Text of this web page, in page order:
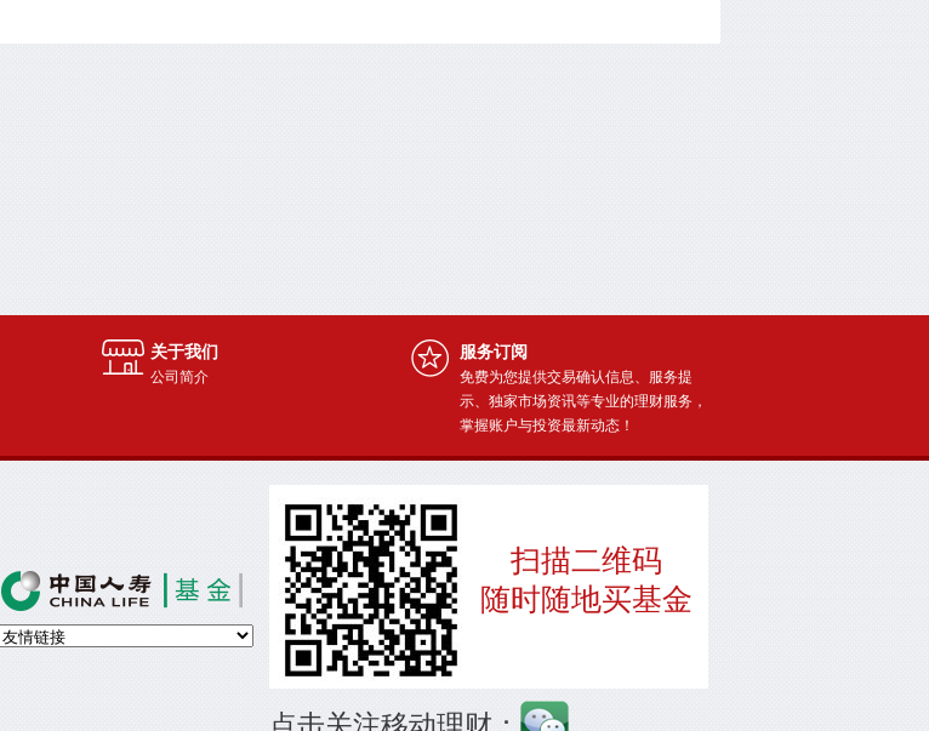
关于我们
公司简介
服务订阅
免费为您提供交易确认信息、服务提
示、独家市场资讯等专业的理财服务，
掌握账户与投资最新动态！
扫描二维码
随时随地买基金